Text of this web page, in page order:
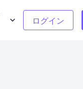
ログイン